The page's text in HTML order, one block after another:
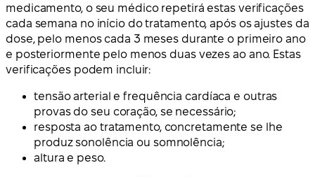
medicamento, o seu médico repetirá estas verificações
cada semana no início do tratamento, após os ajustes da
dose, pelo menos cada 3 meses durante o primeiro ano
e posteriormente pelo menos duas vezes ao ano. Estas
verificações podem incluir:
tensão arterial e frequência cardíaca e outras
provas do seu coração, se necessário;
resposta ao tratamento, concretamente se lhe
produz sonolência ou somnolência;
altura e peso.